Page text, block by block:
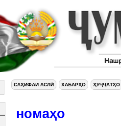
САҲИФАИ АСЛӢ ХАБАРҲО ҲУҶҶАТҲО
номаҳо